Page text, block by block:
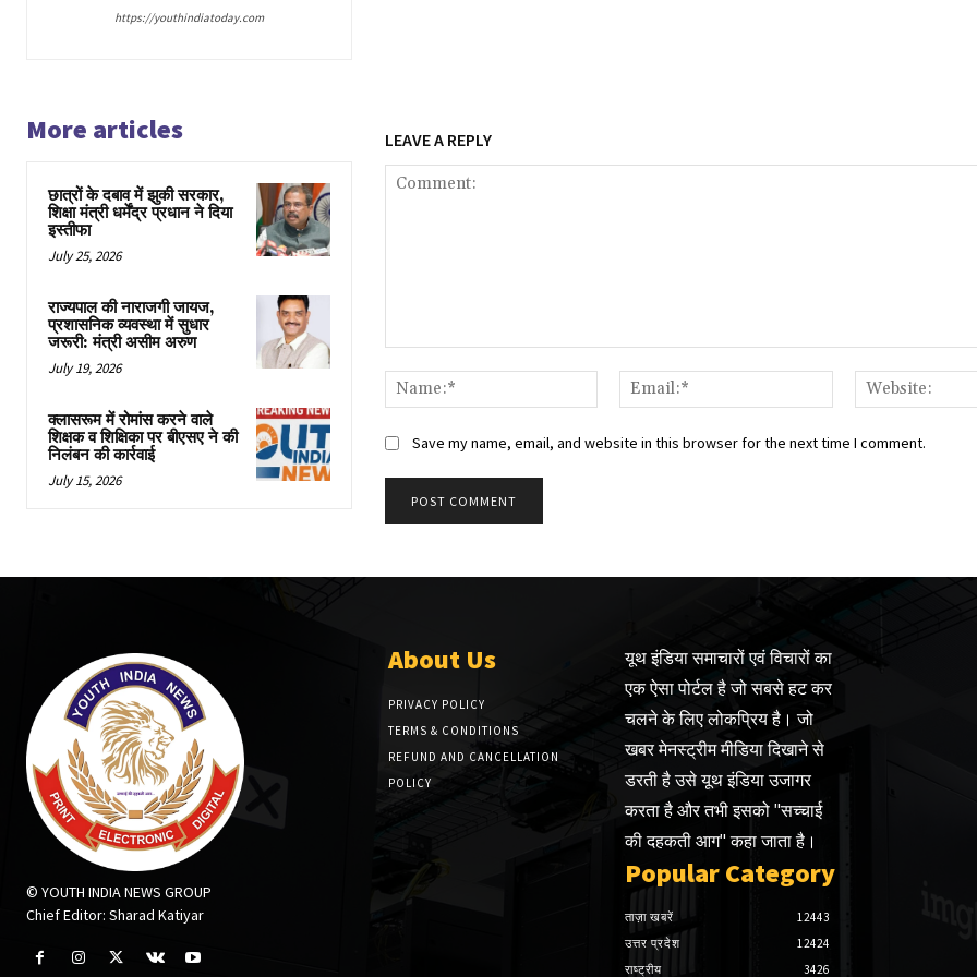
https://youthindiatoday.com
More articles
छात्रों के दबाव में झुकी सरकार,
शिक्षा मंत्री धर्मेंद्र प्रधान ने दिया
इस्तीफा
July 25, 2026
राज्यपाल की नाराजगी जायज,
प्रशासनिक व्यवस्था में सुधार
जरूरी: मंत्री असीम अरुण
July 19, 2026
क्लासरूम में रोमांस करने वाले
शिक्षक व शिक्षिका पर बीएसए ने की
निलंबन की कार्रवाई
July 15, 2026
LEAVE A REPLY
Name:*
Email:*
Save my name, email, and website in this browser for the next time I comment.
© YOUTH INDIA NEWS GROUP
Chief Editor: Sharad Katiyar
About Us
PRIVACY POLICY
TERMS & CONDITIONS
REFUND AND CANCELLATION
POLICY
यूथ इंडिया समाचारों एवं विचारों का
एक ऐसा पोर्टल है जो सबसे हट कर
चलने के लिए लोकप्रिय है। जो
खबर मेनस्ट्रीम मीडिया दिखाने से
डरती है उसे यूथ इंडिया उजागर
करता है और तभी इसको "सच्चाई
की दहकती आग" कहा जाता है।
Popular Category
ताज़ा खबरें
12443
उत्तर प्रदेश
12424
राष्ट्रीय
3426